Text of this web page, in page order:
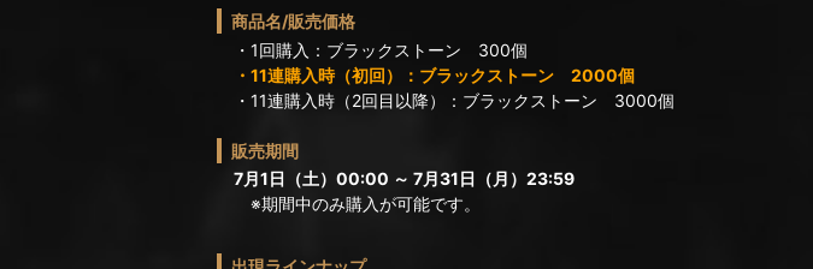
商品名/販売価格
・1回購入：ブラックストーン 300個
・11連購入時（初回）：ブラックストーン 2000個
・11連購入時（2回目以降）：ブラックストーン 3000個
販売期間
7月1日（土）00:00 ～ 7月31日（月）23:59
※期間中のみ購入が可能です。